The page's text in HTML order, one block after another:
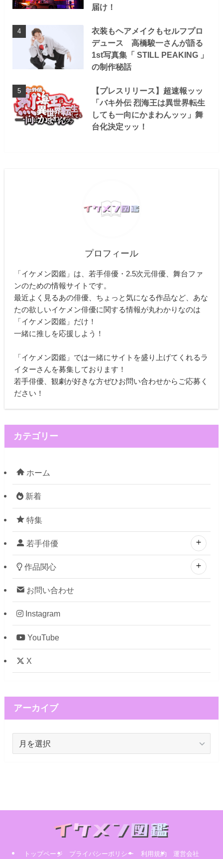
届け！
衣装もヘアメイクもセルフプロ
デュース 高橋駿一さんが語る
1st写真集「 STILL PEAKING 」
の制作秘話
【プレスリリース】超速報ッッ
「バキ外伝 烈海王は異世界転生
しても一向にかまわんッッ」舞
台化決定ッッ！
プロフィール
「イケメン図鑑」は、若手俳優・2.5次元俳優、舞台ファ
ンのための情報サイトです。
最近よく見るあの俳優、ちょっと気になる作品など、あな
たの欲しいイケメン俳優に関する情報が丸わかりなのは
「イケメン図鑑」だけ！
一緒に推しを応援しよう！
「イケメン図鑑」では一緒にサイトを盛り上げてくれるラ
イターさんを募集しております！
若手俳優、観劇が好きな方ぜひお問い合わせからご応募く
ださい！
カテゴリー
ホーム
新着
特集
若手俳優
作品関心
お問い合わせ
Instagram
YouTube
X
アーカイブ
トップページ プライバシーポリシー 利用規約 運営会社